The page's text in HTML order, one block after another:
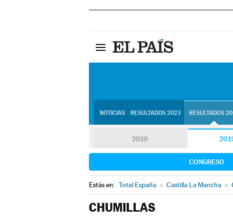
NOTICIAS RESULTADOS 2023 RESULTADOS
2019
CONGRESO
Estás en: Total España » Castilla La Mancha »
CHUMILLAS